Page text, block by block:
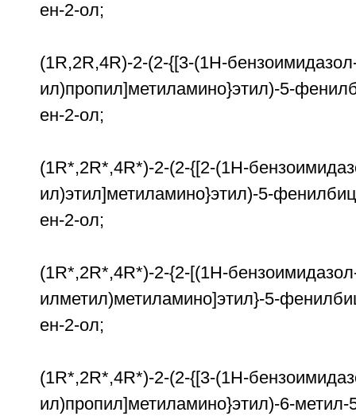
ен-2-ол;
(1R,2R,4R)-2-(2-{[3-(1Н-
ил)пропил]метиламино}этил)-5-
ен-2-ол;
(1R*,2R*,4R*)-2-(2-{[2-(1Н-
ил)этил]метиламино}этил)-5-
ен-2-ол;
(1R*,2R*,4R*)-2-{2-[(1Н-
илметил)метиламино]этил}-5-
ен-2-ол;
(1R*,2R*,4R*)-2-(2-{[3-(1Н-
ил)пропил]метиламино}этил)-6-метил-